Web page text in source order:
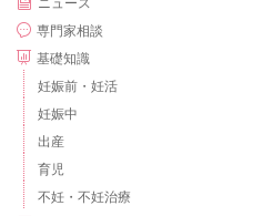
ニュース
専門家相談
基礎知識
妊娠前・妊活
妊娠中
出産
育児
不妊・不妊治療